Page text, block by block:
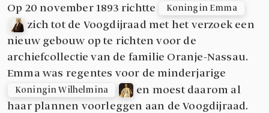
Op 20 november 1893 richtte Koningin Emma
zich tot de Voogdijraad met het verzoek een
nieuw gebouw op te richten voor de
archiefcollectie van de familie Oranje-Nassau.
Emma was regentes voor de minderjarige
Koningin Wilhelmina
en moest daarom al
haar plannen voorleggen aan de Voogdijraad.